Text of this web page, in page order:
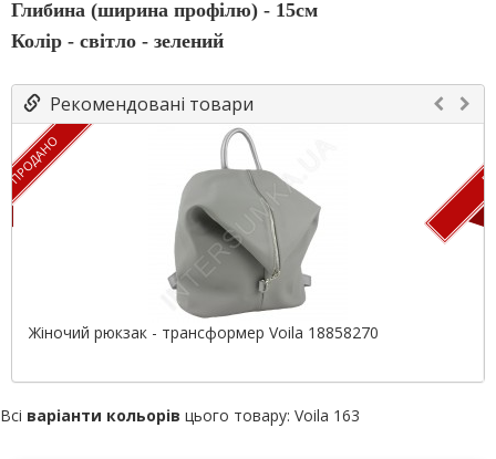
Глибина (ширина профілю) - 15см
Колір - світло - зелений
Рекомендовані товари
ПРОДАНО
Жіночий рюкзак - трансформер Voila 18858270
Всі варіанти кольорів цього товару: Voila 163